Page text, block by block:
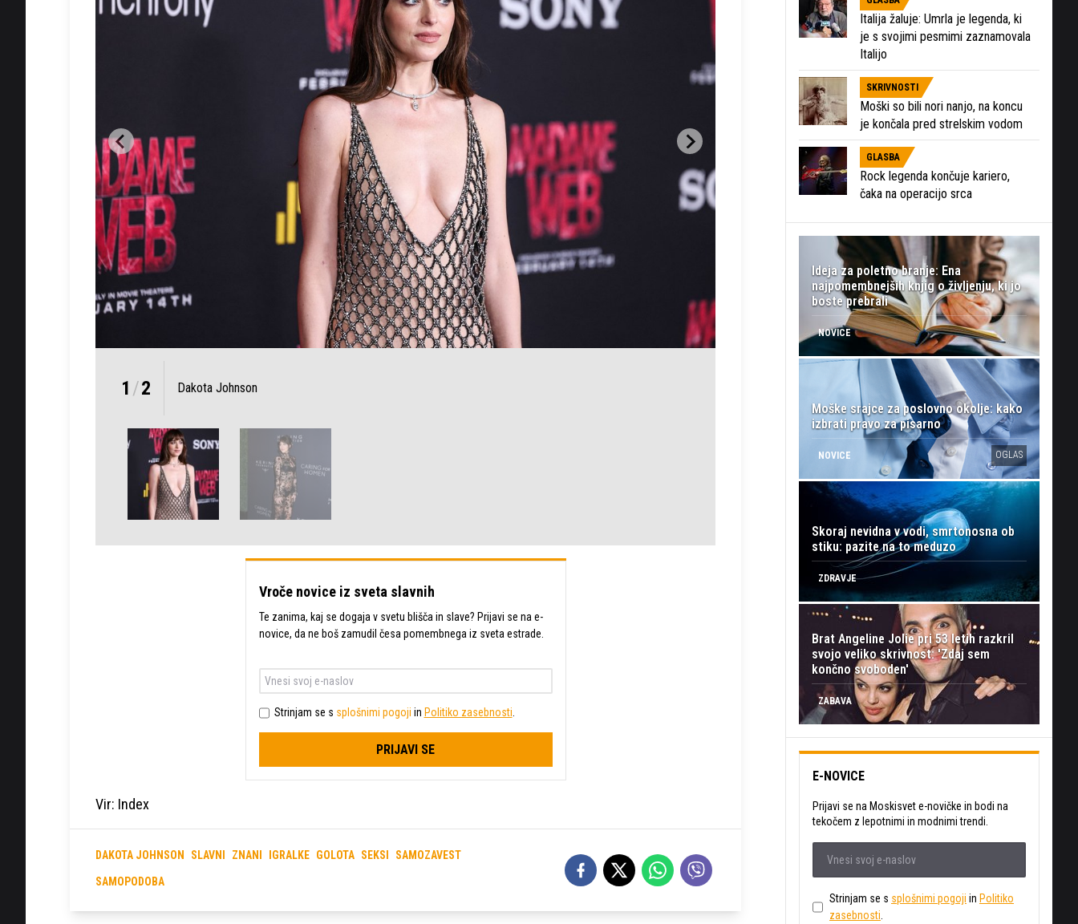
1 /2 Dakota Johnson
Vroče novice iz sveta slavnih
Te zanima, kaj se dogaja v svetu blišča in slave? Prijavi se na e-
novice, da ne boš zamudil česa pomembnega iz sveta estrade.
Strinjam se s splošnimi pogoji in Politiko zasebnosti.
PRIJAVI SE
Vir: Index
DAKOTA JOHNSON SLAVNI ZNANI IGRALKE GOLOTA SEKSI SAMOZAVEST
SAMOPODOBA
Italija žaluje: Umrla je legenda, ki
je s svojimi pesmimi zaznamovala
Italijo
SKRIVNOSTI
Moški so bili nori nanjo, na koncu
je končala pred strelskim vodom
GLASBA
Rock legenda končuje kariero,
čaka na operacijo srca
Ideja za poletno branje: Ena
najpomembnejših knjig o življenju, ki jo
boste prebrali
NOVICE
Moške srajce za poslovno okolje: kako
izbrati pravo za pisarno
NOVICE OGLAS
Skoraj nevidna v vodi, smrtonosna ob
stiku: pazite na to meduzo
ZDRAVJE
Brat Angeline Jolie pri 53 letih razkril
svojo veliko skrivnost: 'Zdaj sem
končno svoboden'
ZABAVA
E-NOVICE
Prijavi se na Moskisvet e-novičke in bodi na
tekočem z lepotnimi in modnimi trendi.
Strinjam se s splošnimi pogoji in Politiko
zasebnosti